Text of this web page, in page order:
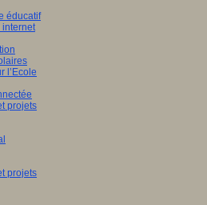
éducatif
internet
l’Ecole
projets
projets